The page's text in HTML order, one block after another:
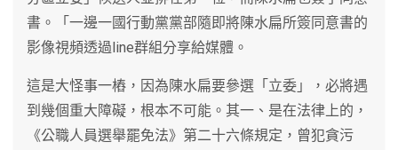
書。「一邊一國行動黨黨部隨即將陳水扁所簽同意書的
影像視頻透過line群組分享給媒體。
這是大怪事一樁，因為陳水扁要參選「立委」，必將遇
到幾個重大障礙，根本不可能。其一、是在法律上的，
《公職人員選舉罷免法》第二十六條規定，曾犯貪污